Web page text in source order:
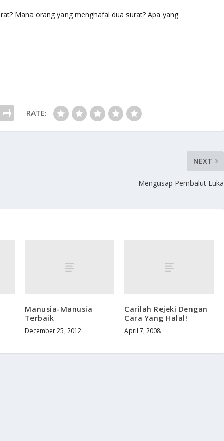
Mana orang yang menghafal dua surat? Apa yang
RATE:
NEXT
Mengusap Pembalut Luka
Manusia-Manusia
Terbaik
December 25, 2012
Carilah Rejeki Dengan
Cara Yang Halal!
April 7, 2008